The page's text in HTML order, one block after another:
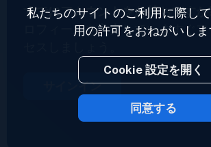
すでにアカウントをお持ちですか
ロフィールを入力していますぐフ
サインイン
2023 © Inoreader
私たちのサイトのご利用に際し
用の許可をおねがいしま
Cookie 設定を開く
同意する